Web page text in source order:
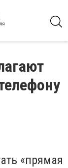
«прямая